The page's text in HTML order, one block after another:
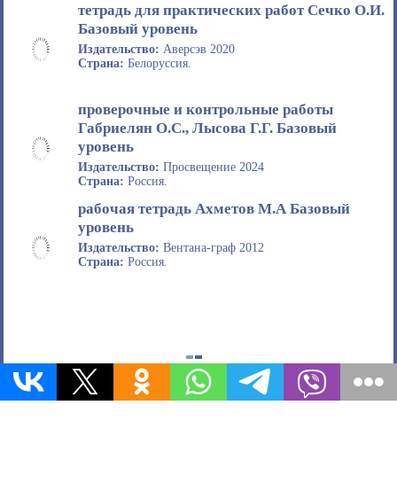
тетрадь для практических работ Сечко О.И.
Базовый уровень
Издательство: Аверсэв 2020
Страна: Белоруссия.
проверочные и контрольные работы
Габриелян О.С., Лысова Г.Г. Базовый
уровень
Издательство: Просвещение 2024
Страна: Россия.
рабочая тетрадь Ахметов М.А Базовый
уровень
Издательство: Вентана-граф 2012
Страна: Россия.